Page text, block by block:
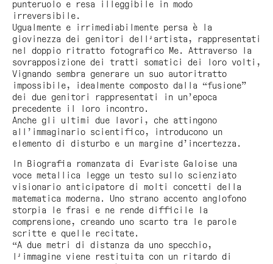
punteruolo e resa illeggibile in modo
irreversibile.
Ugualmente e irrimediabilmente persa è la
giovinezza dei genitori dell'artista, rappresentati
nel doppio ritratto fotografico Me. Attraverso la
sovrapposizione dei tratti somatici dei loro volti,
Vignando sembra generare un suo autoritratto
impossibile, idealmente composto dalla “fusione”
dei due genitori rappresentati in un’epoca
precedente il loro incontro.
Anche gli ultimi due lavori, che attingono
all’immaginario scientifico, introducono un
elemento di disturbo e un margine d’incertezza.
In Biografia romanzata di Evariste Galoise una
voce metallica legge un testo sullo scienziato
visionario anticipatore di molti concetti della
matematica moderna. Uno strano accento anglofono
storpia le frasi e ne rende difficile la
comprensione, creando uno scarto tra le parole
scritte e quelle recitate.
“A due metri di distanza da uno specchio,
l'immagine viene restituita con un ritardo di